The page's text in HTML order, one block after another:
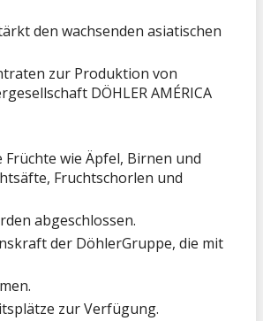
den wachsenden asiatischen
zur Produktion von
DÖHLER AMÉRICA
wie Äpfel, Birnen und
Fruchtschorlen und
abgeschlossen.
der DöhlerGruppe, die mit
zur Verfügung.